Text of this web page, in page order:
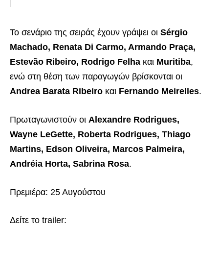
Το σενάριο της σειράς έχουν γράψει οι Sérgio
Machado, Renata Di Carmo, Armando Praça,
Estevão Ribeiro, Rodrigo Felha και Muritiba,
ενώ στη θέση των παραγωγών βρίσκονται οι
Andrea Barata Ribeiro και Fernando Meirelles.
Πρωταγωνιστούν οι Alexandre Rodrigues,
Wayne LeGette, Roberta Rodrigues, Thiago
Martins, Edson Oliveira, Marcos Palmeira,
Andréia Horta, Sabrina Rosa.
Πρεμιέρα: 25 Αυγούστου
Δείτε το trailer: